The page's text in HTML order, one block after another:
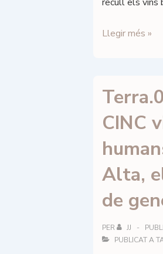
Amb
vins
brisats
de
–
Marc
Picanyol
–
Ed.
Cossetània
Llegir més »
CINC
Alta,
de
PER JJ
PUBLICAT A